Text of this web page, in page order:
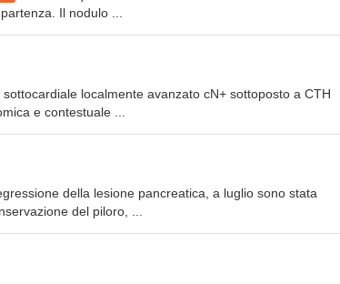
Il nodulo ...
localmente avanzato cN+ sottoposto a CTH
e contestuale ...
della lesione pancreatica, a luglio sono stata
del piloro, ...